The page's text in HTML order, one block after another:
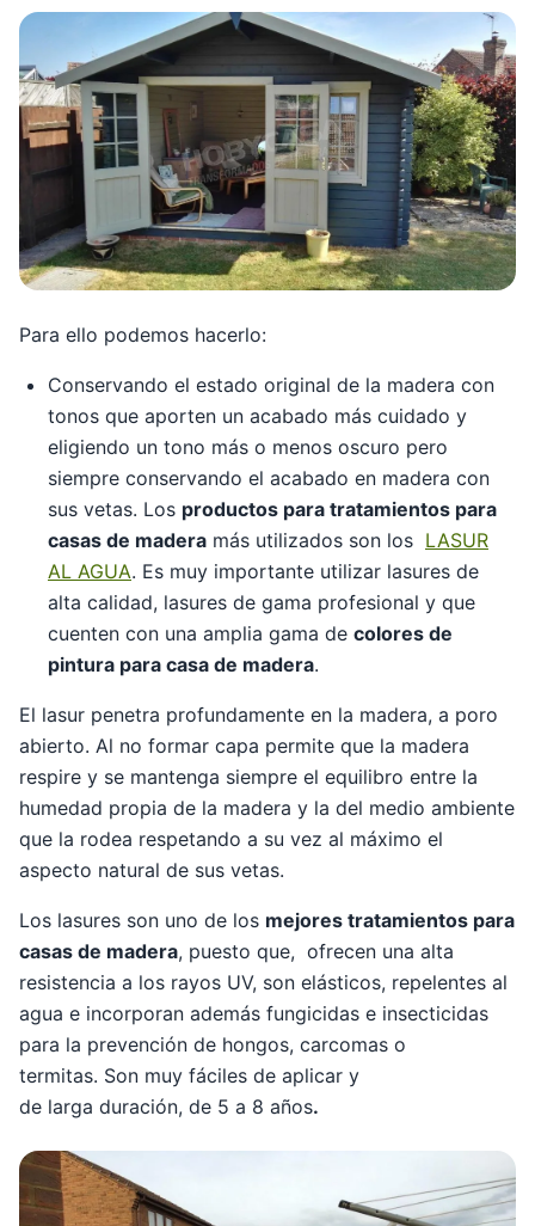
Para ello podemos hacerlo:
Conservando el estado original de la madera con
tonos que aporten un acabado más cuidado y
eligiendo un tono más o menos oscuro pero
siempre conservando el acabado en madera con
sus vetas. Los productos para tratamientos para
casas de madera más utilizados son los LASUR
AL AGUA. Es muy importante utilizar lasures de
alta calidad, lasures de gama profesional y que
cuenten con una amplia gama de colores de
pintura para casa de madera.
El lasur penetra profundamente en la madera, a poro
abierto. Al no formar capa permite que la madera
respire y se mantenga siempre el equilibro entre la
humedad propia de la madera y la del medio ambiente
que la rodea respetando a su vez al máximo el
aspecto natural de sus vetas.
Los lasures son uno de los mejores tratamientos para
casas de madera, puesto que, ofrecen una alta
resistencia a los rayos UV, son elásticos, repelentes al
agua e incorporan además fungicidas e insecticidas
para la prevención de hongos, carcomas o
termitas. Son muy fáciles de aplicar y
de larga duración, de 5 a 8 años.